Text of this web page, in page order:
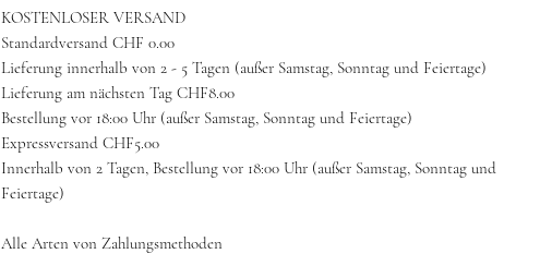
KOSTENLOSER VERSAND
Standardversand CHF 0.00
Lieferung innerhalb von 2 - 5 Tagen (außer Samstag, Sonntag und Feiertage)
Lieferung am nächsten Tag CHF8.00
Bestellung vor 18:00 Uhr (außer Samstag, Sonntag und Feiertage)
Expressversand CHF5.00
Innerhalb von 2 Tagen, Bestellung vor 18:00 Uhr (außer Samstag, Sonntag und
Feiertage)
Alle Arten von Zahlungsmethoden